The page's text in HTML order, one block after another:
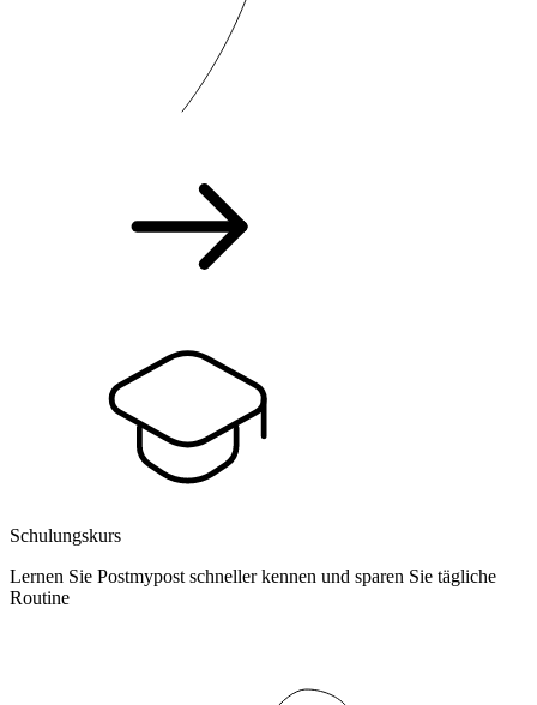
Schulungskurs
Lernen Sie Postmypost schneller kennen und sparen Sie tägliche
Routine